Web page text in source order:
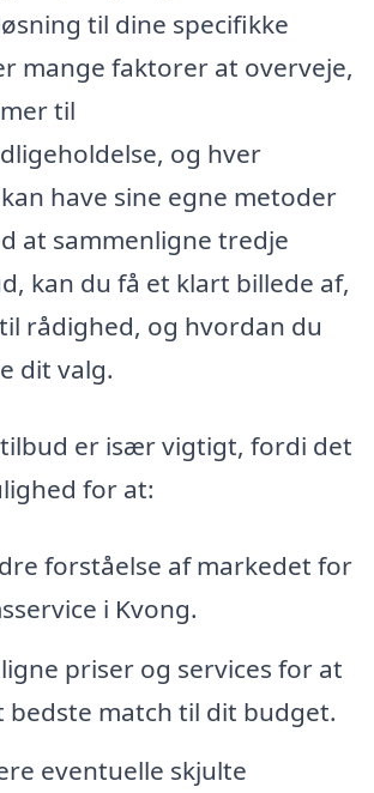
til dine specifikke
mange faktorer at overveje,
til
og hver
have sine egne metoder
at sammenligne tredje
kan du få et klart billede af,
rådighed, og hvordan du
dit valg.
er især vigtigt, fordi det
for at:
forståelse af markedet for
i Kvong.
priser og services for at
bedste match til dit budget.
eventuelle skjulte